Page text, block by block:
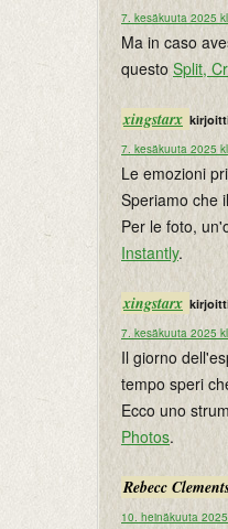
7. kesäkuuta 2025
Ma in caso
questo Split,
xingstarx
7. kesäkuuta 2025
Le emozioni
Speriamo che
Per le foto,
Instantly.
xingstarx
7. kesäkuuta 2025
Il giorno
tempo speri
Ecco uno
Photos.
Rebecc
10. heinäkuuta